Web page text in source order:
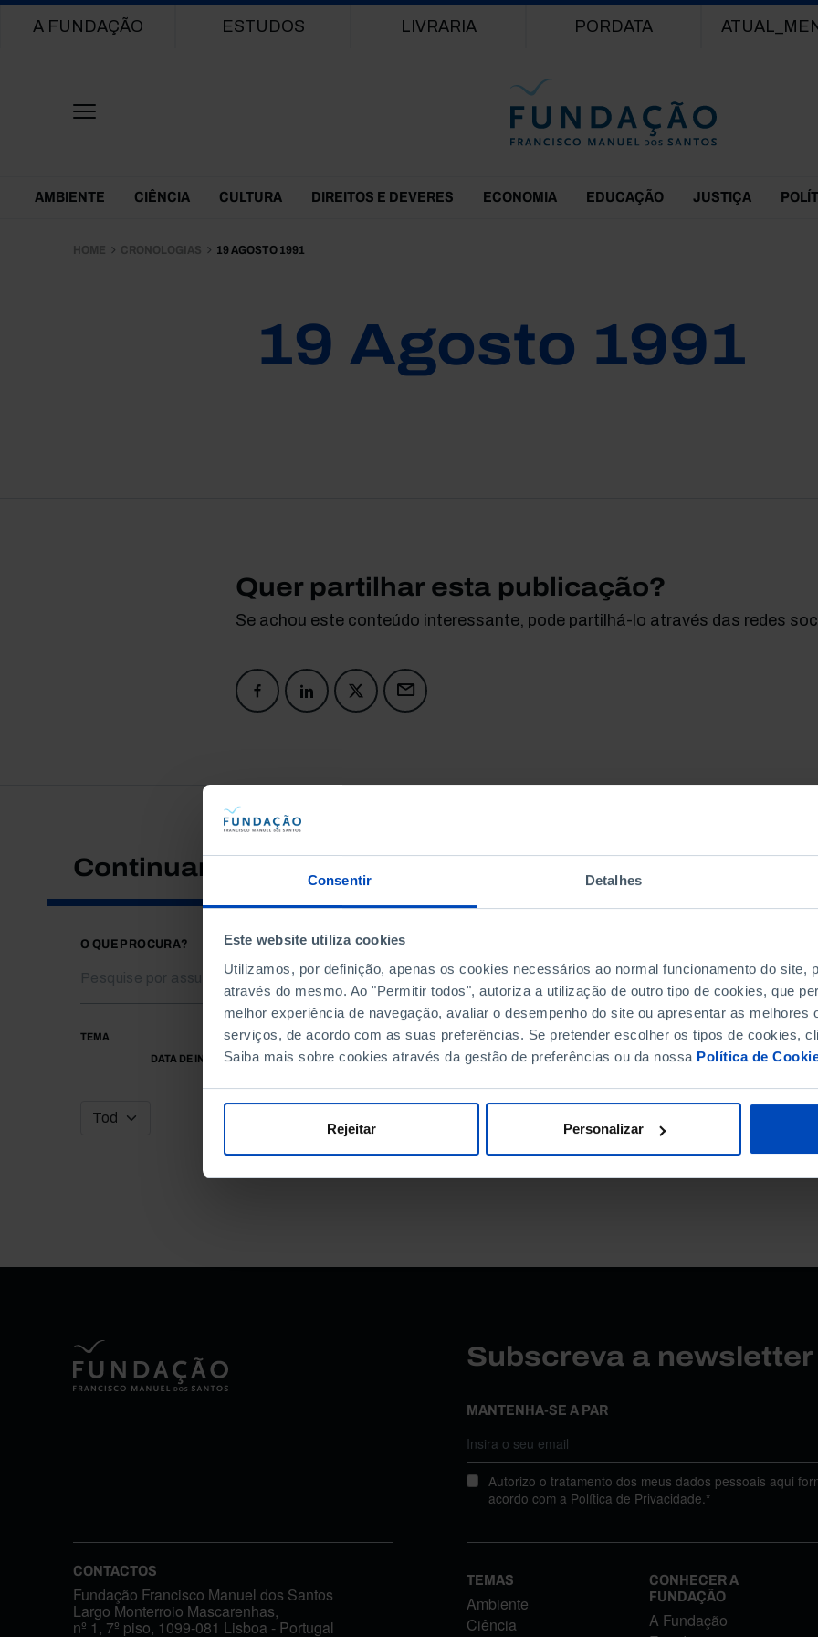
Consentir Detalhes
Este website utiliza cookies
Utilizamos, por definição, apenas os cookies necessários ao normal funcionamento do site,
através do mesmo. Ao "Permitir todos", autoriza a utilização de outro tipo de cookies, que
melhor experiência de navegação, avaliar o desempenho do site ou apresentar as melhores
serviços, de acordo com as suas preferências. Se pretender escolher os tipos de cookies,
Saiba mais sobre cookies através da gestão de preferências ou da nossa Política de
Rejeitar Personalizar
Main navigation
A FUNDAÇÃO ESTUDOS LIVRARIA PORDATA
Themes Menu
AMBIENTE CIÊNCIA CULTURA DIREITOS E DEVERES ECONOMIA EDUCAÇÃO JUSTIÇA
HOME CRONOLOGIAS 19 AGOSTO 1991
19 Agosto 1991
Quer partilhar esta publicação?
Se achou este conteúdo interessante, pode partilhá-lo através das redes
Continuar a pesquisar
O QUE PROCURA?
TEMA
DATA DE INÍCIO
DATA DE FIM
Subscreva a
MANTENHA-SE A PAR
Autorizo o tratamento dos meus dados pessoais aqui
acordo com a Política de Privacidade.*
CONTACTOS
Fundação Francisco Manuel dos Santos
Largo Monterroio Mascarenhas,
nº 1, 7º piso, 1099-081 Lisboa - Portugal
TEMAS
Ambiente
Ciência
CONHECER A
FUNDAÇÃO
A Fundação